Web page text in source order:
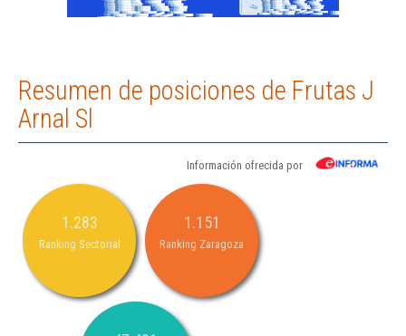
Resumen de posiciones de Frutas J
Arnal Sl
Información ofrecida por
1.283
Ranking Sectorial
1.151
Ranking Zaragoza